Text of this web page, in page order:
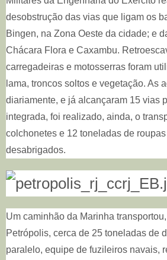
desobstrução das vias que ligam os
Bingen, na Zona Oeste da cidade; e
Chácara Flora e Caxambu.
carregadeiras e motosserras foram
lama, troncos soltos e vegetação. As
diariamente, e já alcançaram 15 vias
integrada, foi realizado, ainda, o
colchonetes e 12 toneladas de
desabrigados.
Um caminhão da Marinha
Petrópolis, cerca de 25 toneladas de
paralelo, equipe de fuzileiros navais,